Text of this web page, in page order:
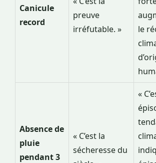
Canicule
record
preuve
irréfutable. »
le
Absence de
pluie
pendant 3
« C’est la
sécheresse du
«